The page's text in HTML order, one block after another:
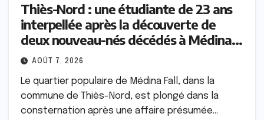
Thiès-Nord : une étudiante de 23 ans
interpellée après la découverte de
deux nouveau-nés décédés à Médina
FallAOÛT 7, 2026
Le quartier populaire de Médina Fall, dans la
commune de Thiès-Nord, est plongé dans la
consternation après une affaire présumée…